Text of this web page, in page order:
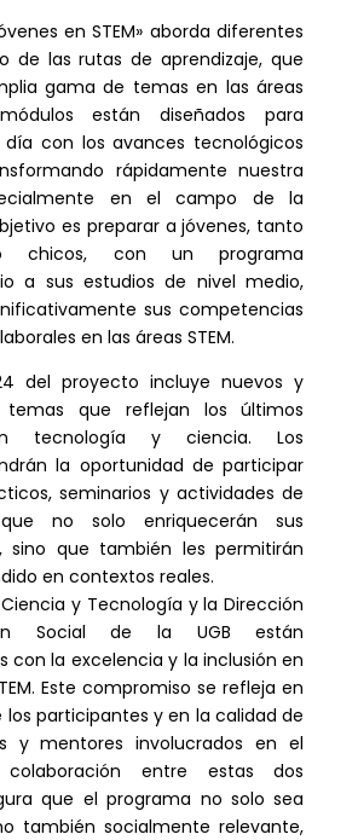
en STEM» aborda diferentes
de las rutas de aprendizaje, que
gama de temas en las áreas
están diseñados para
con los avances tecnológicos
rápidamente nuestra
en el campo de la
es preparar a jóvenes, tanto
chicos, con un programa
a sus estudios de nivel medio,
sus competencias
en las áreas STEM.
del proyecto incluye nuevos y
temas que reflejan los últimos
tecnología y ciencia. Los
la oportunidad de participar
seminarios y actividades de
no solo enriquecerán sus
sino que también les permitirán
en contextos reales.
y Tecnología y la Dirección
Social de la UGB están
con la excelencia y la inclusión en
Este compromiso se refleja en
los participantes y en la calidad de
y mentores involucrados en el
entre estas dos
que el programa no solo sea
también socialmente relevante,